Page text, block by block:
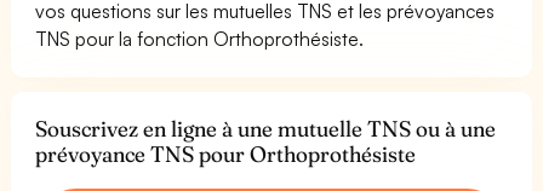
vos questions sur les mutuelles TNS et les prévoyances
TNS pour la fonction Orthoprothésiste.
Souscrivez en ligne à une mutuelle TNS ou à une
prévoyance TNS pour Orthoprothésiste